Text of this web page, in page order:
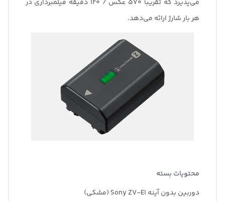
می‌پذیرد که تقریباً 570 عکس / 120 دقیقه فیلمبرداری در
هر بار شارژ ارائه می‌دهد.
محتویات بسته
دوربین بدون آینه Sony ZV-E1 (مشکی)